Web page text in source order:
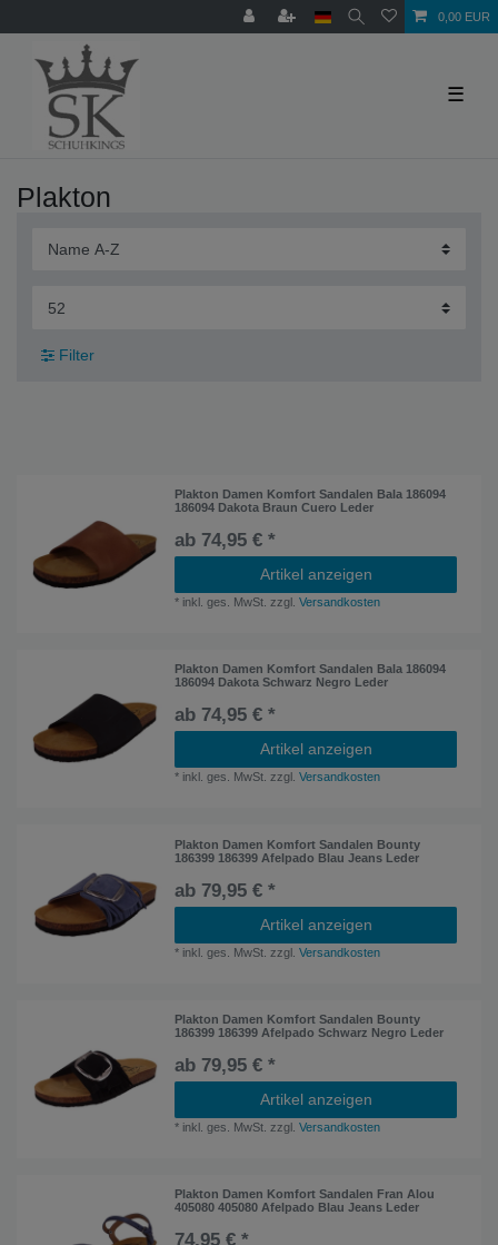
0,00 EUR
☰
Plakton
Filter
Plakton Damen Komfort Sandalen Bala 186094
186094 Dakota Braun Cuero Leder
ab 74,95 € *
Artikel anzeigen
* inkl. ges. MwSt. zzgl.Versandkosten
Plakton Damen Komfort Sandalen Bala 186094
186094 Dakota Schwarz Negro Leder
ab 74,95 € *
Artikel anzeigen
* inkl. ges. MwSt. zzgl.Versandkosten
Plakton Damen Komfort Sandalen Bounty
186399 186399 Afelpado Blau Jeans Leder
ab 79,95 € *
Artikel anzeigen
* inkl. ges. MwSt. zzgl.Versandkosten
Plakton Damen Komfort Sandalen Bounty
186399 186399 Afelpado Schwarz Negro Leder
ab 79,95 € *
Artikel anzeigen
* inkl. ges. MwSt. zzgl.Versandkosten
Plakton Damen Komfort Sandalen Fran Alou
405080 405080 Afelpado Blau Jeans Leder
74,95 € *